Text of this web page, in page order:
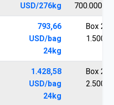
USD/276kg
700.000
793,66
USD/bag
24kg
Box
1.428,58
USD/bag
24kg
Box